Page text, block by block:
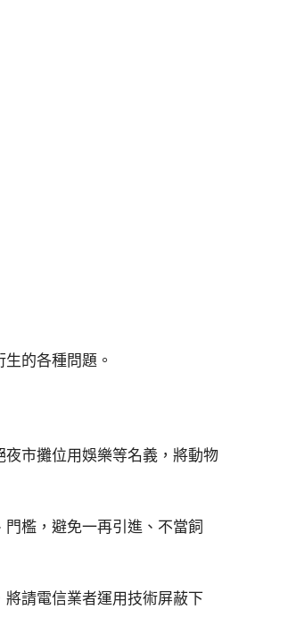
的各種問題。
市攤位用娛樂等名義，將動物
檻，避免一再引進、不當飼
請電信業者運用技術屏蔽下